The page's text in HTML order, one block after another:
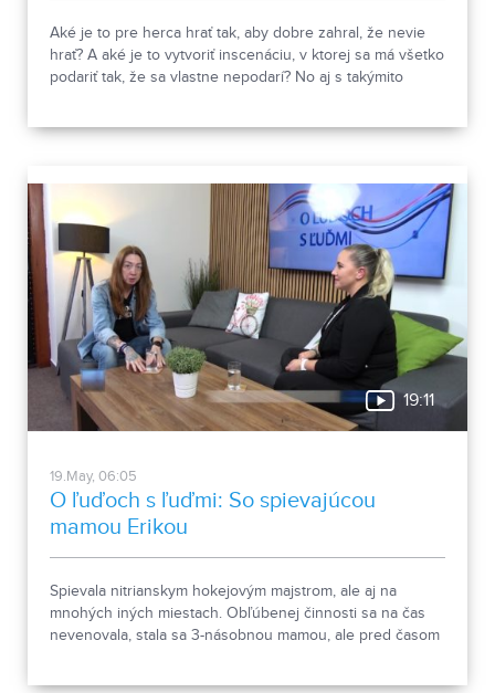
Aké je to pre herca hrať tak, aby dobre zahral, že nevie
hrať? A aké je to vytvoriť inscenáciu, v ktorej sa má všetko
podariť tak, že sa vlastne nepodarí? No aj s takýmito
19:11
19.May, 06:05
O ľuďoch s ľuďmi: So spievajúcou
mamou Erikou
Spievala nitrianskym hokejovým majstrom, ale aj na
mnohých iných miestach. Obľúbenej činnosti sa na čas
nevenovala, stala sa 3-násobnou mamou, ale pred časom